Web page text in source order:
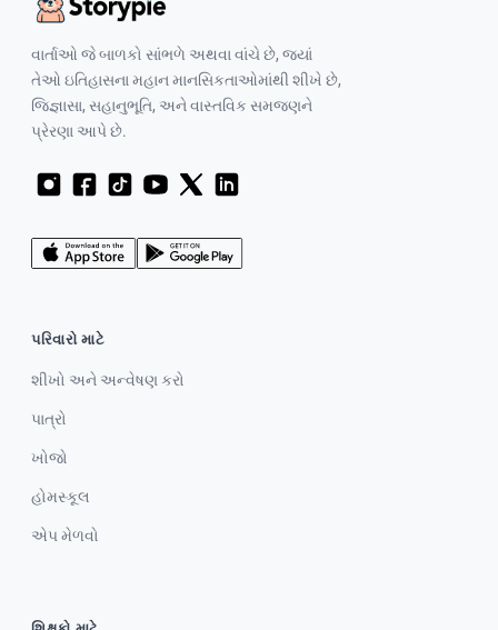
વાર્તાઓ જે બાળકો સાંભળે અથવા વાંચે છે, જ્યાં
તેઓ ઇતિહાસના મહાન માનસિકતાઓમાંથી શીખે છે,
જિજ્ઞાસા, સહાનુભૂતિ, અને વાસ્તવિક સમજણને
પ્રેરણા આપે છે.
પરિવારો માટે
શીખો અને અન્વેષણ કરો
પાત્રો
ખોજો
હોમસ્કૂલ
એપ મેળવો